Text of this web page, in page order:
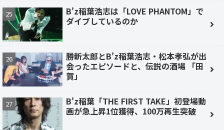
B'z稲葉浩志は「LOVE PHANTOM」で
ダイブしているのか
勝新太郎とB'z稲葉浩志・松本孝弘が出
会ったエピソードと、伝説の酒場 「田
賀」
B'z稲葉「THE FIRST TAKE」初登場動
画が急上昇1位獲得、100万再生突破